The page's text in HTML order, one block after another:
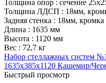
Толщина опор : сечение
Толщина ЛДСП : 18мм,
Задняя стенка : 18мм,
Длина : 1635 мм
Высота : 1120 мм
Вес : 72,7 кг
Набор стеллажных систем
1635x385x1120 Кашемир/
Быстрый просмотр